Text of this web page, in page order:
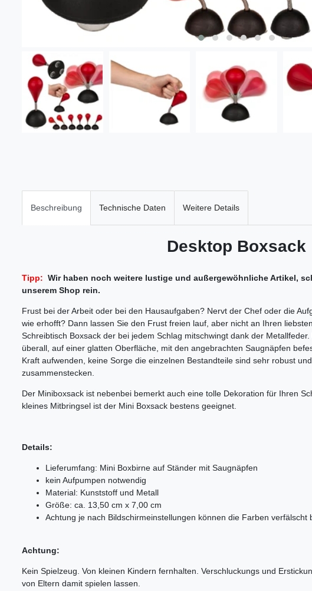
Beschreibung Technische Daten Weitere Details
Desktop Boxsack
Tipp: Wir haben noch weitere lustige und außergewöhnliche Artikel,
unserem Shop rein.
Frust bei der Arbeit oder bei den Hausaufgaben? Nervt der Chef oder die
wie erhofft? Dann lassen Sie den Frust freien lauf, aber nicht an Ihren
Schreibtisch Boxsack der bei jedem Schlag mitschwingt dank der
überall, auf einer glatten Oberfläche, mit den angebrachten Saugnäpfen
Kraft aufwenden, keine Sorge die einzelnen Bestandteile sind sehr robust
zusammenstecken.
Der Miniboxsack ist nebenbei bemerkt auch eine tolle Dekoration für Ihren
kleines Mitbringsel ist der Mini Boxsack bestens geeignet.
Details:
Lieferumfang: Mini Boxbirne auf Ständer mit Saugnäpfen
kein Aufpumpen notwendig
Material: Kunststoff und Metall
Größe: ca. 13,50 cm x 7,00 cm
Achtung je nach Bildschirmeinstellungen können die Farben verfälscht
Achtung:
Kein Spielzeug. Von kleinen Kindern fernhalten. Verschluckungs und
von Eltern damit spielen lassen.